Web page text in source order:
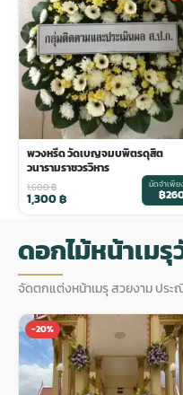
ดอกไม้งานศพ ออนไลน์
พวงดอกไม้งานศพ
tpdecorate ปูพื้น
พวงหรีด วัดเบญจมบพิตรดุสิต
วนารามราชวรวิหาร
1,600฿
1,300฿
มัดจำเพีย
฿
ดอกไม้หน้าเม
จัดตกแต่งหน้าเมรุ สวยงาม ประ
-20%